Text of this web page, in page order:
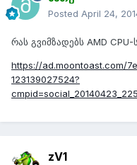
Posted April 24,
რას გვიმზადებს AMD CPU-
https://ad.moontoast.com/
123139027524?
zV1